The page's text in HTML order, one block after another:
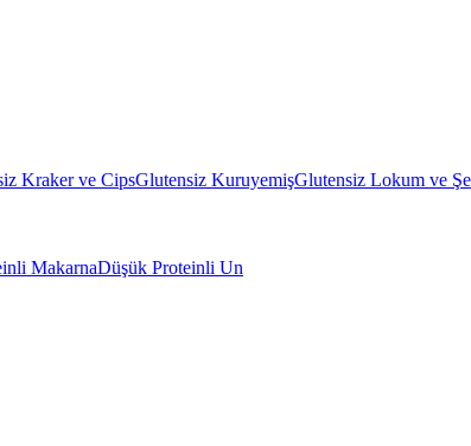
Kraker ve CipsGlutensiz KuruyemişGlutensiz Lokum ve
MakarnaDüşük Proteinli Un